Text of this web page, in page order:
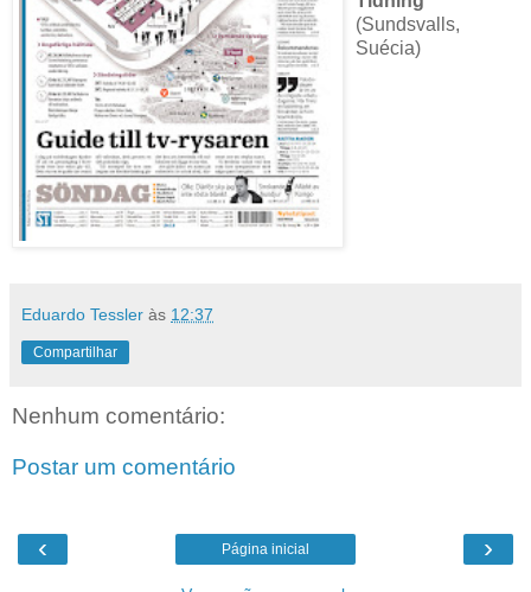
(Sundsvalls,
Suécia)
Eduardo Tessler às 12:37
Compartilhar
Nenhum comentário:
Postar um comentário
‹ ›
Página inicial